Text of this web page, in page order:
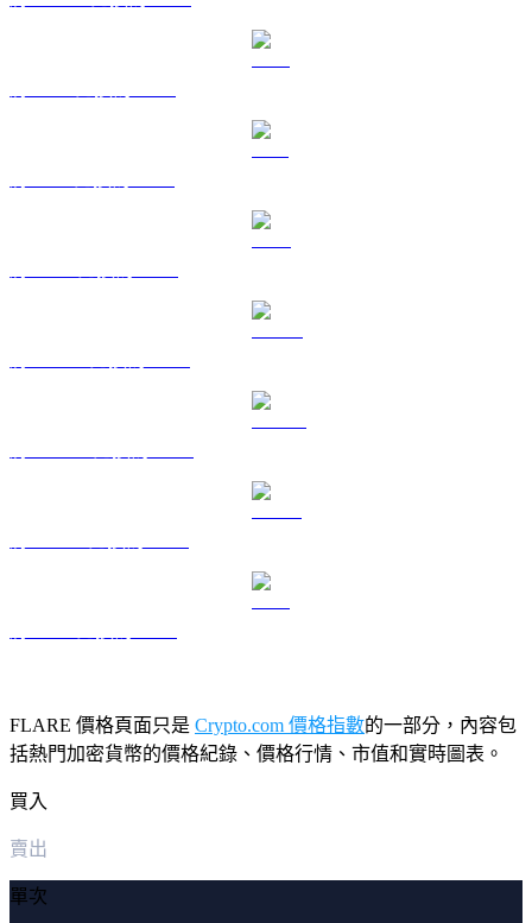
FLARE 價格頁面只是 Crypto.com 價格指數的一部分，內容包
括熱門加密貨幣的價格紀錄、價格行情、市值和實時圖表。
買入
賣出
單次